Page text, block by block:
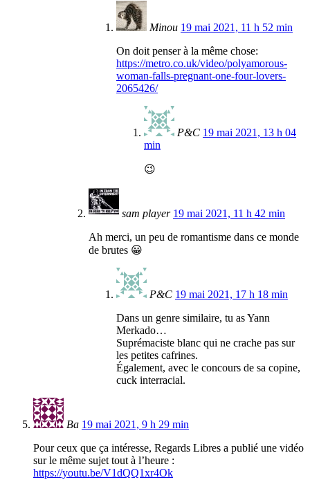
Minou 19 mai 2021, 11 h 52 min
On doit penser à la même chose:
https://metro.co.uk/video/polyamorous-
woman-falls-pregnant-one-four-lovers-
2065426/
P&C 19 mai 2021, 13 h 04
min
😉
sam player 19 mai 2021, 11 h 42 min
Ah merci, un peu de romantisme dans ce monde
de brutes 😀
P&C 19 mai 2021, 17 h 18 min
Dans un genre similaire, tu as Yann
Merkado…
Suprémaciste blanc qui ne crache pas sur
les petites cafrines.
Également, avec le concours de sa copine,
cuck interracial.
Ba 19 mai 2021, 9 h 29 min
Pour ceux que ça intéresse, Regards Libres a publié une vidéo
sur le même sujet tout à l’heure :
https://youtu.be/V1dQQ1xr4Ok